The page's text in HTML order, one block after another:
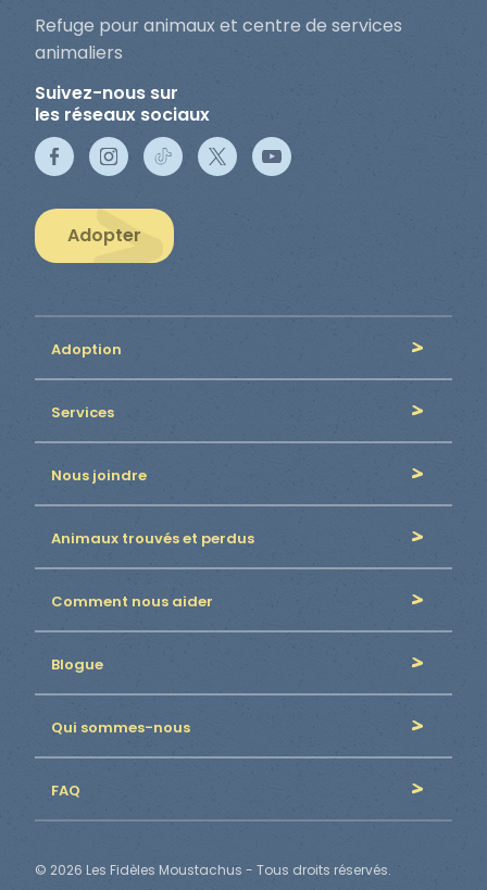
Refuge pour animaux et centre de services
animaliers
Suivez-nous sur
les réseaux sociaux
Adopter
Adoption
Services
Nous joindre
Animaux trouvés et perdus
Comment nous aider
Blogue
Qui sommes-nous
FAQ
© 2026 Les Fidèles Moustachus - Tous droits réservés.